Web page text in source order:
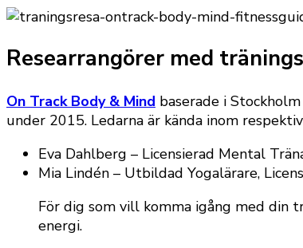
Researrangörer med
On Track Body & Mind baserade i
under 2015. Ledarna är kända inom
Eva Dahlberg – Licensierad Mental
Mia Lindén – Utbildad Yogalärare,
För dig som vill komma igång med din
energi.